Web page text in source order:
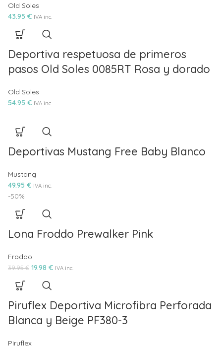
Old Soles
43.95 € IVA inc.
Deportiva respetuosa de primeros
pasos Old Soles 0085RT Rosa y dorado
Old Soles
54.95 € IVA inc.
Deportivas Mustang Free Baby Blanco
Mustang
49.95 € IVA inc.
-50%
Lona Froddo Prewalker Pink
Froddo
39.95€ 19.98 € IVA inc.
Piruflex Deportiva Microfibra Perforada
Blanca y Beige PF380-3
Piruflex